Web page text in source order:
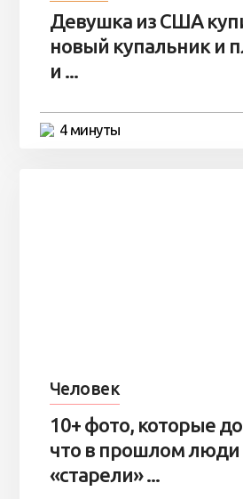
Девушка из США
новый купальник и
и ...
4 минуты
Человек
10+ фото, которые
что в прошлом люди
«старели» ...